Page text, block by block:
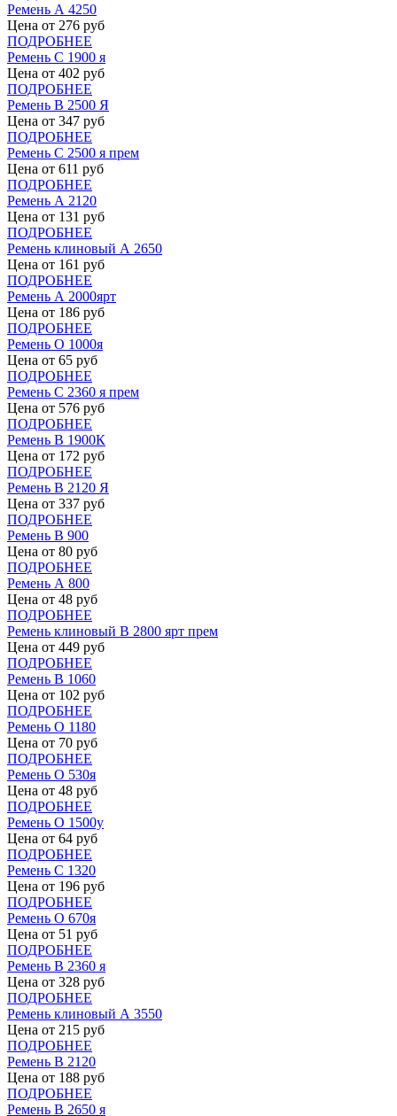
Ремень А 4250
Цена от 276 руб
ПОДРОБНЕЕ
Ремень С 1900 я
Цена от 402 руб
ПОДРОБНЕЕ
Ремень В 2500 Я
Цена от 347 руб
ПОДРОБНЕЕ
Ремень С 2500 я прем
Цена от 611 руб
ПОДРОБНЕЕ
Ремень А 2120
Цена от 131 руб
ПОДРОБНЕЕ
Ремень клиновый А 2650
Цена от 161 руб
ПОДРОБНЕЕ
Ремень А 2000ярт
Цена от 186 руб
ПОДРОБНЕЕ
Ремень О 1000я
Цена от 65 руб
ПОДРОБНЕЕ
Ремень С 2360 я прем
Цена от 576 руб
ПОДРОБНЕЕ
Ремень В 1900К
Цена от 172 руб
ПОДРОБНЕЕ
Ремень В 2120 Я
Цена от 337 руб
ПОДРОБНЕЕ
Ремень В 900
Цена от 80 руб
ПОДРОБНЕЕ
Ремень А 800
Цена от 48 руб
ПОДРОБНЕЕ
Ремень клиновый В 2800 ярт прем
Цена от 449 руб
ПОДРОБНЕЕ
Ремень В 1060
Цена от 102 руб
ПОДРОБНЕЕ
Ремень О 1180
Цена от 70 руб
ПОДРОБНЕЕ
Ремень О 530я
Цена от 48 руб
ПОДРОБНЕЕ
Ремень О 1500у
Цена от 64 руб
ПОДРОБНЕЕ
Ремень С 1320
Цена от 196 руб
ПОДРОБНЕЕ
Ремень О 670я
Цена от 51 руб
ПОДРОБНЕЕ
Ремень В 2360 я
Цена от 328 руб
ПОДРОБНЕЕ
Ремень клиновый А 3550
Цена от 215 руб
ПОДРОБНЕЕ
Ремень В 2120
Цена от 188 руб
ПОДРОБНЕЕ
Ремень В 2650 я